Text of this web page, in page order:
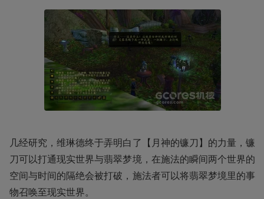
几经研究，维琳德终于弄明白了【月神的镰刀】的力量，镰
刀可以打通现实世界与翡翠梦境，在施法的瞬间两个世界的
空间与时间的隔绝会被打破，施法者可以将翡翠梦境里的事
物召唤至现实世界。